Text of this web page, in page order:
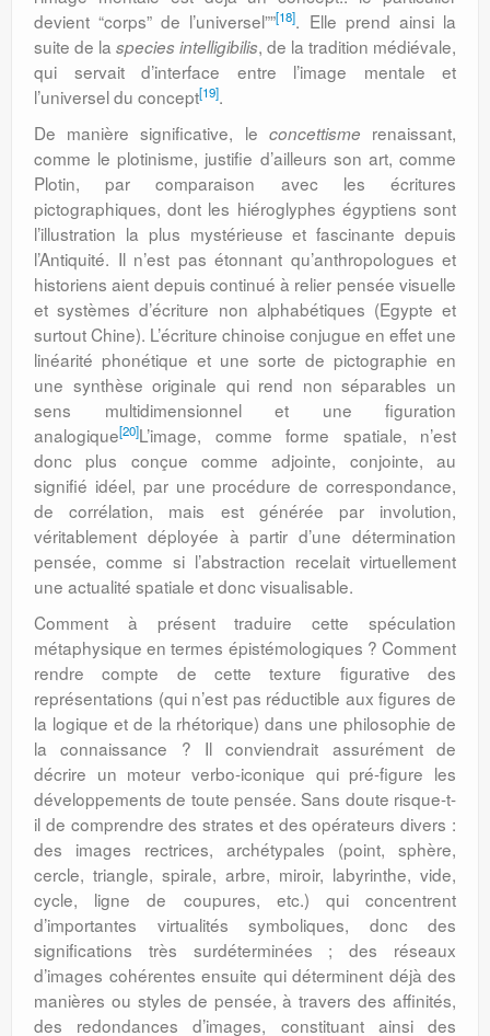
devient “corps” de l’universel””[18]. Elle prend ainsi la
suite de la species intelligibilis, de la tradition médiévale,
qui servait d’interface entre l’image mentale et
l’universel du concept[19].
De manière significative, le concettisme renaissant,
comme le plotinisme, justifie d’ailleurs son art, comme
Plotin, par comparaison avec les écritures
pictographiques, dont les hiéroglyphes égyptiens sont
l’illustration la plus mystérieuse et fascinante depuis
l’Antiquité. Il n’est pas étonnant qu’anthropologues et
historiens aient depuis continué à relier pensée visuelle
et systèmes d’écriture non alphabétiques (Egypte et
surtout Chine). L’écriture chinoise conjugue en effet une
linéarité phonétique et une sorte de pictographie en
une synthèse originale qui rend non séparables un
sens multidimensionnel et une figuration
analogique[20]L’image, comme forme spatiale, n’est
donc plus conçue comme adjointe, conjointe, au
signifié idéel, par une procédure de correspondance,
de corrélation, mais est générée par involution,
véritablement déployée à partir d’une détermination
pensée, comme si l’abstraction recelait virtuellement
une actualité spatiale et donc visualisable.
Comment à présent traduire cette spéculation
métaphysique en termes épistémologiques ? Comment
rendre compte de cette texture figurative des
représentations (qui n’est pas réductible aux figures de
la logique et de la rhétorique) dans une philosophie de
la connaissance ? Il conviendrait assurément de
décrire un moteur verbo-iconique qui pré-figure les
développements de toute pensée. Sans doute risque-t-
il de comprendre des strates et des opérateurs divers :
des images rectrices, archétypales (point, sphère,
cercle, triangle, spirale, arbre, miroir, labyrinthe, vide,
cycle, ligne de coupures, etc.) qui concentrent
d’importantes virtualités symboliques, donc des
significations très surdéterminées ; des réseaux
d’images cohérentes ensuite qui déterminent déjà des
manières ou styles de pensée, à travers des affinités,
des redondances d’images, constituant ainsi des